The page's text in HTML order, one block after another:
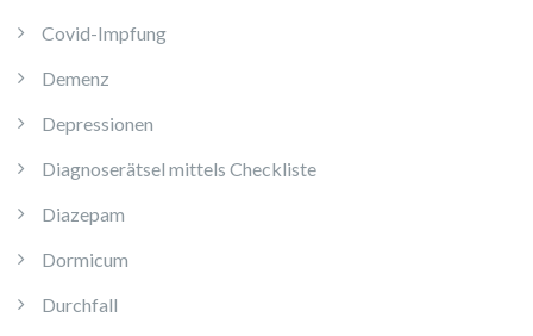
Covid-Impfung
Demenz
Depressionen
Diagnoserätsel mittels Checkliste
Diazepam
Dormicum
Durchfall